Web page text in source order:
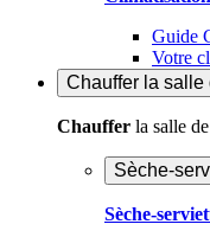
Guide
Votre
Chauffer la
Chauffer la salle
Sèche-
Sèche-